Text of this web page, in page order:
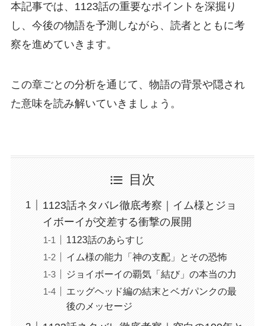
本記事では、1123話の重要なポイントを深掘り
し、今後の物語を予測しながら、読者とともに考
察を進めていきます。
この章ごとの分析を通じて、物語の背景や隠され
た意味を読み解いていきましょう。
目次
1123話ネタバレ徹底考察｜イム様とジョ
イボーイが交差する衝撃の展開
1123話のあらすじ
イム様の能力「神の支配」とその恐怖
ジョイボーイの覇気「結び」の本当の力
エッグヘッド編の結末とベガパンクの最
後のメッセージ